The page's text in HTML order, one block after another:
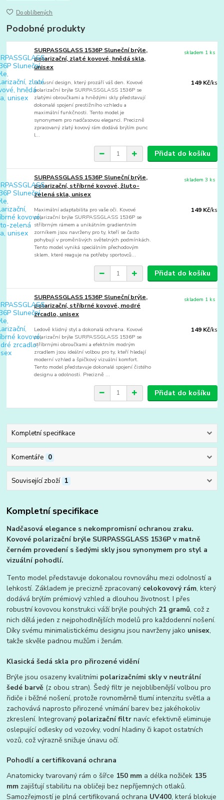
Do oblíbených
Podobné produkty
SURPASSGLASS 1536P Sluneční brýle,
polarizační, zlaté kovové, hnědá skla,
unisex
Luxusní design, který prozáří váš den. Kovové
polarizační brýle SURPASSGLASS 1536P se
zlatými obroučkami a hnědými skly představují
dokonalé spojení prestižního vzhledu a
maximální funkčnosti. Tento model je
synonymem pro nadčasovou eleganci. Precizně
zpracovaný zlatý kovový rám dodává brýlím punc
l...
149 Kč/ks
skladem 1 ks
Přidat do košíku
SURPASSGLASS 1536P Sluneční brýle,
polarizační, stříbrné kovové, žluto-
zelená skla, unisex
Maximální adaptabilita pro vaše oči. Kovové
polarizační brýle SURPASSGLASS 1536P se
stříbrným rámem a unikátním gradientním
zorníkem jsou navrženy pro ty, kteří se často
pohybují v proměnlivých světelných podmínkách.
Tento model vyniká speciálním přechodovým
sklem, které reaguje na potřeby sportovců...
149 Kč/ks
skladem 3 ks
Přidat do košíku
SURPASSGLASS 1536P Sluneční brýle,
polarizační, stříbrné kovové, modré
zrcadlo, unisex
Ledově klidný styl a dokonalá ochrana. Kovové
polarizační brýle SURPASSGLASS 1536P se
stříbrnými obroučkami a efektním modrým
zrcadlem jsou ideální volbou pro ty, kteří hledají
moderní vzhled a špičkový vizuální komfort.
Tento model představuje dokonalé spojení čistého
designu a odolnosti. Precizně ...
149 Kč/ks
skladem 1 ks
Přidat do košíku
Kompletní specifikace
Komentáře 0
Související zboží 1
Kompletní specifikace
Nadčasová elegance s nekompromisní ochranou zraku.
Kovové polarizační brýle SURPASSGLASS 1536P v matně
černém provedení s šedými skly jsou synonymem pro styl a
vizuální pohodlí.
Tento model představuje dokonalou rovnováhu mezi odolností a
lehkostí. Základem je precizně zpracovaný celokovový rám, který
dodává brýlím prémiový vzhled a dlouhou životnost. I přes
robustní kovovou konstrukci váží brýle pouhých 21 gramů, což z
nich dělá jeden z nejpohodlnějších modelů pro každodenní nošení.
Díky svému minimalistickému designu jsou navrženy jako unisex,
takže skvěle padnou mužům i ženám.
Klasická šedá skla pro přirozené vidění
Brýle jsou osazeny kvalitními polarizačními skly v neutrální
šedé barvě (z obou stran). Šedý filtr je nejoblíbenější volbou pro
řidiče i běžné nošení, protože rovnoměrně tlumí intenzitu světla a
zachovává naprosto přirozené vnímání barev bez jakéhokoliv
zkreslení. Integrovaný polarizační filtr navíc efektivně eliminuje
oslepující odlesky od vozovky, vodní hladiny či kapot ostatních
vozů, což výrazně snižuje únavu očí.
Pohodlí a certifikovaná ochrana
Anatomicky tvarovaný rám o šířce 150 mm a délka nožiček 135
mm zajišťují stabilitu na obličeji bez nepříjemných otlaků.
Samozřejmostí je plná certifikovaná ochrana UV400, která blokuje